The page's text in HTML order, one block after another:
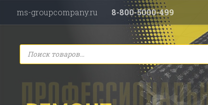
Перейти к содержимому
ms-groupcompany.ru 8-800-5000-499
Поиск
товаров